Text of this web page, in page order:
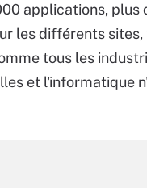
applications, plus
les différents
tous les
et l'informatique